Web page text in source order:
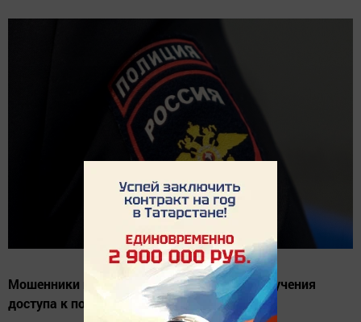
Мошенники используют две схемы для получения
доступа к порталу «Госуслуги».